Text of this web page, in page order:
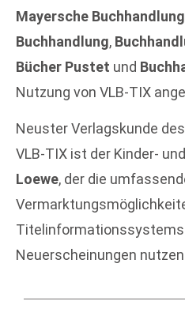
Mayersche Buchhandlung
Buchhandlung,
Bücher Pustet und
Nutzung von VLB-TIX
Neuster Verlagskunde
VLB-TIX ist der Kinder-
Loewe, der die
Neuerscheinungen